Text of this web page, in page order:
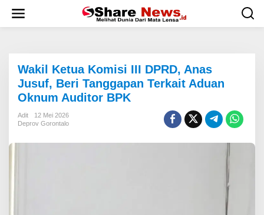
w
Wakil Ketua Komisi III DPRD, Anas
Jusuf, Beri Tanggapan Terkait Aduan
Oknum Auditor BPK
Adit
12 Mei 2026
Deprov Gorontalo